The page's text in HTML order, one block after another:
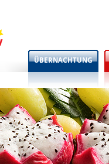
ÜBERNACHTUNG